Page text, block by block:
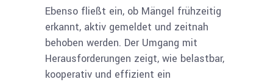
Ebenso fließt ein, ob Mängel frühzeitig
erkannt, aktiv gemeldet und zeitnah
behoben werden. Der Umgang mit
Heraus­forderungen zeigt, wie belastbar,
kooperativ und effizient ein